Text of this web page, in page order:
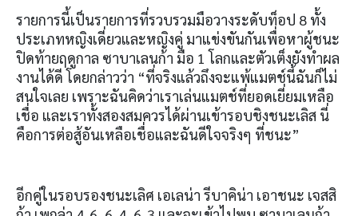
รายการนี้เป็นรายการที่รวบรวมมือวางระดับท็อป 8 ทั้ง
ประเภทหญิงเดี่ยวและหญิงคู่ มาแข่งขันกันเพื่อหาผู้ชนะ
ปิดท้ายฤดูกาล ซาบาเลนก้า มือ 1โลกและตัวเต็งยังทำผล
งานได้ดี โดยกล่าวว่า “ที่จริงแล้วถึงจะแพ้แมตช์นี้ฉันก็ไม่
สนใจเลย เพราะฉันคิดว่าเราเล่นแมตช์ที่ยอดเยี่ยมเหลือ
เชื่อ และเราทั้งสองสมควรได้ผ่านเข้ารอบชิงชนะเลิส นี่
คือการต่อสู้อันเหลือเชื่อและฉันดีใจจริงๆ ที่ชนะ”
อีกคู่ในรอบรองชนะเลิศ เอเลน่า รีบาคิน่า เอาชนะ เจสสิ